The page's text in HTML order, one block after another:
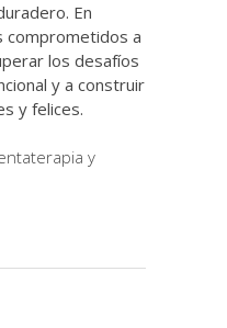
En
comprometidos a
los desafíos
y a construir
y felices.
y